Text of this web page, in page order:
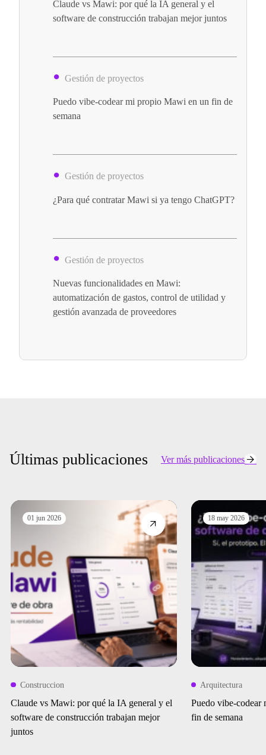
Claude vs Mawi: por qué la IA general y el
software de construcción trabajan mejor juntos
Gestión de proyectos
Puedo vibe-codear mi propio Mawi en un fin de
semana
Gestión de proyectos
¿Para qué contratar Mawi si ya tengo ChatGPT?
Gestión de proyectos
Nuevas funcionalidades en Mawi:
automatización de gastos, control de utilidad y
gestión avanzada de proveedores
Últimas publicaciones Ver más publicaciones
01 jun 2026
Construccion
Claude vs Mawi: por qué la IA general y el
software de construcción trabajan mejor
juntos
18 may 2026
Arquitectura
Puedo vibe-
fin de semana